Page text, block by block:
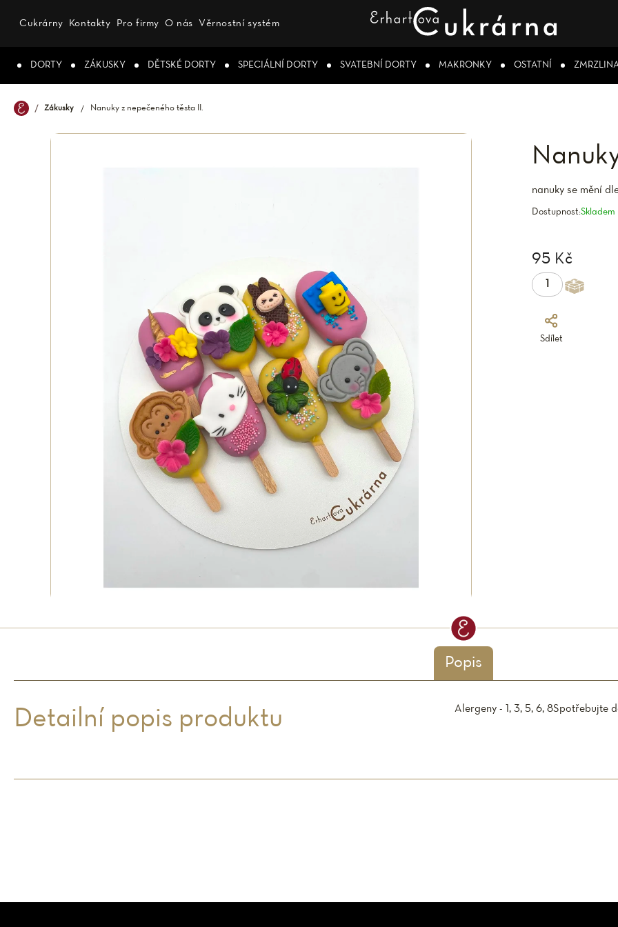
Cukrárny Kontakty Pro firmy O nás Věrnostní systém
DORTY ZÁKUSKY DĚTSKÉ DORTY SPECIÁLNÍ DORTY SVATEBNÍ DORTY MAKRONKY OSTATNÍ
Zákusky Nanuky z nepečeného těsta II.
nanuky se mění
Sdílet
Dostupnost:Skladem
95 Kč
Popis
Detailní popis produktu Alergeny - 1, 3, 5, 6, 8Spotřebujte